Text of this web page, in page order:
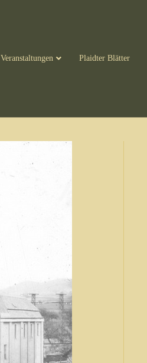
Veranstaltungen Plaidter Blätter